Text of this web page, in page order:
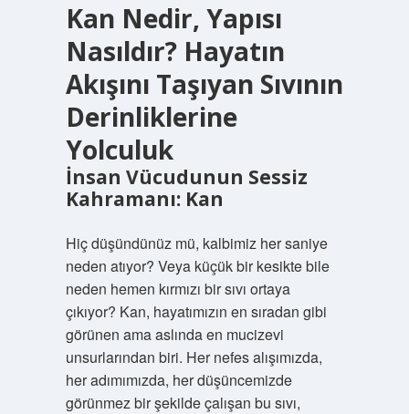
Kan Nedir, Yapısı
Nasıldır? Hayatın
Akışını Taşıyan Sıvının
Derinliklerine
Yolculuk
İnsan Vücudunun Sessiz
Kahramanı: Kan
Hiç düşündünüz mü, kalbimiz her saniye
neden atıyor? Veya küçük bir kesikte bile
neden hemen kırmızı bir sıvı ortaya
çıkıyor? Kan, hayatımızın en sıradan gibi
görünen ama aslında en mucizevi
unsurlarından biri. Her nefes alışımızda,
her adımımızda, her düşüncemizde
görünmez bir şekilde çalışan bu sıvı,